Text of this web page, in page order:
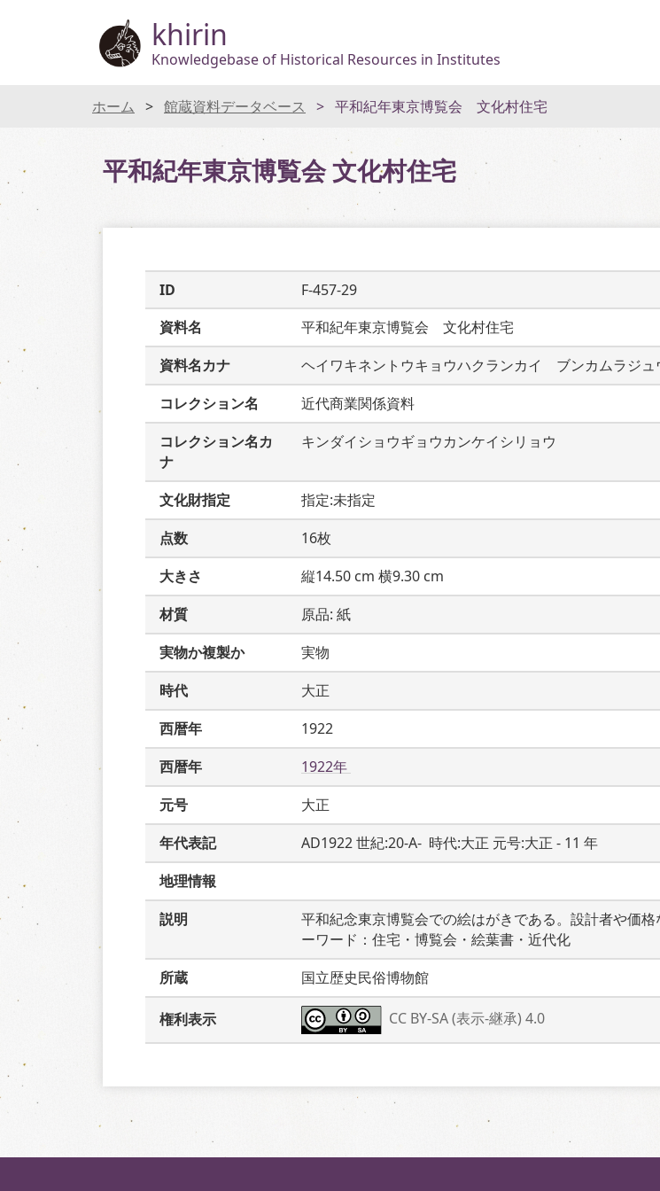
khirin
Knowledgebase of Historical Resources in Institutes
ホーム 館蔵資料データベース 平和紀年東京博覧会 文化村住宅
平和紀年東京博覧会 文化村住宅
ID
F-457-29
資料名
平和紀年東京博覧会　文化村住宅
資料名カナ
ヘイワキネントウキョウハクランカイ　ブンカムラジュ
コレクション名
近代商業関係資料
コレクション名カ
ナ
キンダイショウギョウカンケイシリョウ
文化財指定
指定:未指定
点数
16枚
大きさ
縦14.50 cm 横9.30 cm
材質
原品: 紙
実物か複製か
実物
時代
大正
西暦年
1922
西暦年
1922年
元号
大正
年代表記
AD1922 世紀:20-A-  時代:大正 元号:大正 - 11 年
地理情報
説明
平和紀念東京博覧会での絵はがきである。設計者や価
ーワード：住宅・博覧会・絵葉書・近代化
所蔵
国立歴史民俗博物館
権利表示 CC BY-SA (表示-継承) 4.0